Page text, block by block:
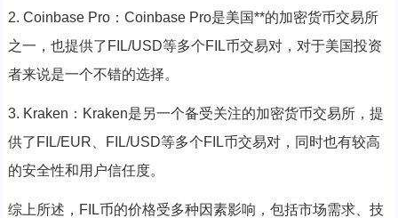
2. Coinbase Pro：Coinbase Pro是美国**的加密货币交易所
之一，也提供了FIL/USD等多个FIL币交易对，对于美国投资
者来说是一个不错的选择。
3. Kraken：Kraken是另一个备受关注的加密货币交易所，提
供了FIL/EUR、FIL/USD等多个FIL币交易对，同时也有较高
的安全性和用户信任度。
综上所述，FIL币的价格受多种因素影响，包括市场需求、技